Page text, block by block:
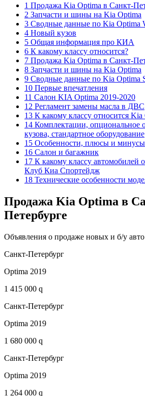
1 Продажа Kia Optima в Санкт-
2 Запчасти и шины на Kia Optima
3 Сводные данные по Kia Optima
4 Новый кузов
5 Общая информация про КИА
6 К какому классу относится?
7 Продажа Kia Optima в Санкт-
8 Запчасти и шины на Kia Optima
9 Сводные данные по Kia Optima
10 Первые впечатления
11 Салон KIA Optima 2019-2020
12 Регламент замены масла в ДВС
13 К какому классу относится Kia
14 Комплектации, опциональное
кузова, стандартное оборудование
15 Особенности, плюсы и минусы
16 Салон и багажник
17 К какому классу автомобилей
Клуб Киа Спортейдж
18 Технические особенности
Продажа Kia Optima в
Петербурге
Объявления о продаже новых и б/у авто
Санкт-Петербург
Optima 2019
1 415 000 q
Санкт-Петербург
Optima 2019
1 680 000 q
Санкт-Петербург
Optima 2019
1 264 000 q